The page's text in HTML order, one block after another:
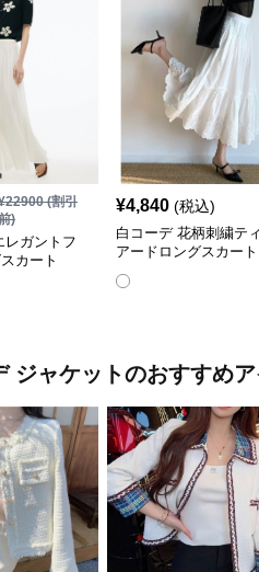
22900(割引
)
レガントフ
カート
¥4,840 (税込)
白コーデ 花柄刺繍ティ
アードロングスカート
ジャケットのおすすめ